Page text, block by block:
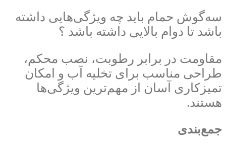
سه‌گوش حمام باید چه ویژگی‌هایی داشته
باشد تا دوام بالایی داشته باشد ؟
مقاومت در برابر رطوبت، نصب محکم،
طراحی مناسب برای تخلیه آب و امکان
تمیزکاری آسان از مهم‌ترین ویژگی‌ها
هستند.
جمع‌بندی